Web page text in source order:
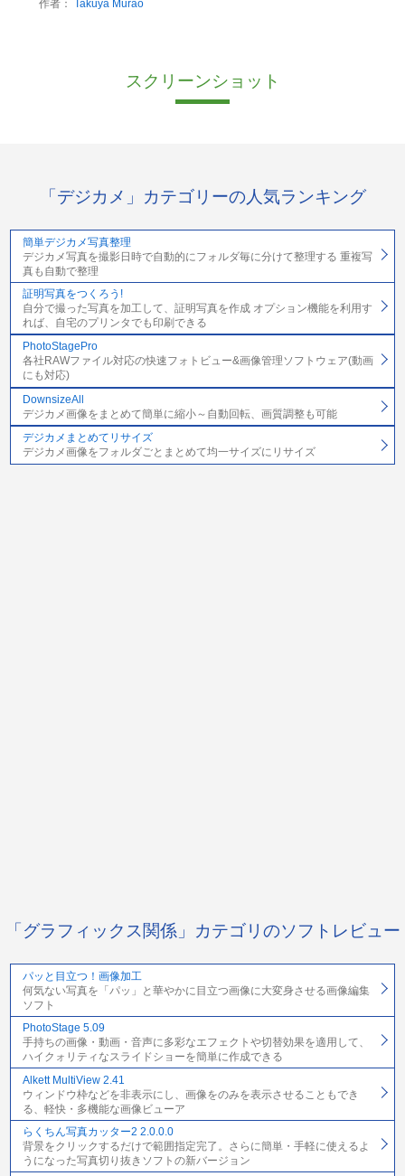
作者： Takuya Murao
スクリーンショット
「デジカメ」カテゴリーの人気ランキング
簡単デジカメ写真整理
デジカメ写真を撮影日時で自動的にフォルダ毎に分けて整理する 重複写
真も自動で整理
証明写真をつくろう!
自分で撮った写真を加工して、証明写真を作成 オプション機能を利用す
れば、自宅のプリンタでも印刷できる
PhotoStagePro
各社RAWファイル対応の快速フォトビュー&画像管理ソフトウェア(動画
にも対応)
DownsizeAll
デジカメ画像をまとめて簡単に縮小～自動回転、画質調整も可能
デジカメまとめてリサイズ
デジカメ画像をフォルダごとまとめて均一サイズにリサイズ
「グラフィックス関係」カテゴリのソフトレビュー
パッと目立つ！画像加工
何気ない写真を「パッ」と華やかに目立つ画像に大変身させる画像編集
ソフト
PhotoStage 5.09
手持ちの画像・動画・音声に多彩なエフェクトや切替効果を適用して、
ハイクォリティなスライドショーを簡単に作成できる
Alkett MultiView 2.41
ウィンドウ枠などを非表示にし、画像をのみを表示させることもでき
る、軽快・多機能な画像ビューア
らくちん写真カッター2 2.0.0.0
背景をクリックするだけで範囲指定完了。さらに簡単・手軽に使えるよ
うになった写真切り抜きソフトの新バージョン